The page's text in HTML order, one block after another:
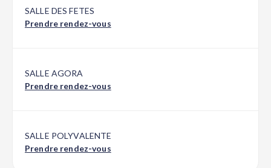
SALLE DES FETES
Prendre rendez-vous
SALLE AGORA
Prendre rendez-vous
SALLE POLYVALENTE
Prendre rendez-vous